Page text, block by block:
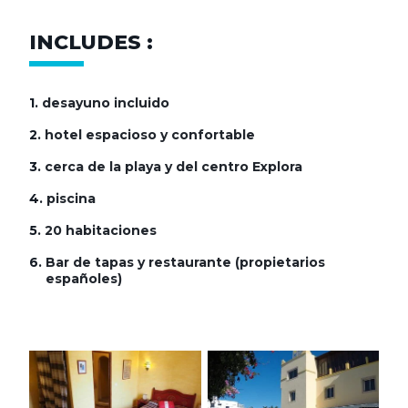
INCLUDES :
1. desayuno incluido
2. hotel espacioso y confortable
3. cerca de la playa y del centro Explora
4. piscina
5. 20 habitaciones
6. Bar de tapas y restaurante (propietarios
españoles)